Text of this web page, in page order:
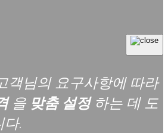
객님의 요구사항에 따라
을 맞춤 설정하는 데 도
.